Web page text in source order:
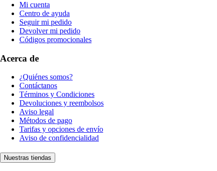
Mi cuenta
Centro de ayuda
Seguir mi pedido
Devolver mi pedido
Códigos promocionales
Acerca de
¿Quiénes somos?
Contáctanos
Términos y Condiciones
Devoluciones y reembolsos
Aviso legal
Métodos de pago
Tarifas y opciones de envío
Aviso de confidencialidad
Nuestras tiendas